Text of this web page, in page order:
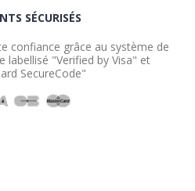
SÉCURISÉS
confiance grâce au système de
labellisé "Verified by Visa" et
SecureCode"